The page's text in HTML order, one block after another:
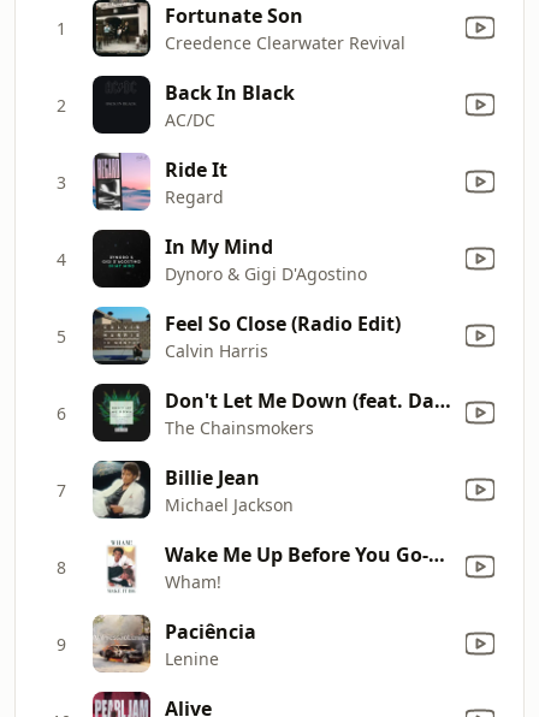
1 Fortunate Son
Creedence Clearwater Revival
2 Back In Black
AC/DC
3 Ride It
Regard
4 In My Mind
Dynoro & Gigi D'Agostino
5 Feel So Close (Radio Edit)
Calvin Harris
6 Don't Let Me Down (feat. Daya) [Ricky Remedy Remix]
The Chainsmokers
7 Billie Jean
Michael Jackson
8 Wake Me Up Before You Go-Go
Wham!
9 Paciência
Lenine
Alive